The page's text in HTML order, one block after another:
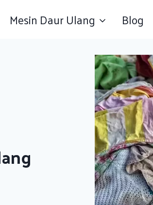
Mesin Daur Ulang Blog